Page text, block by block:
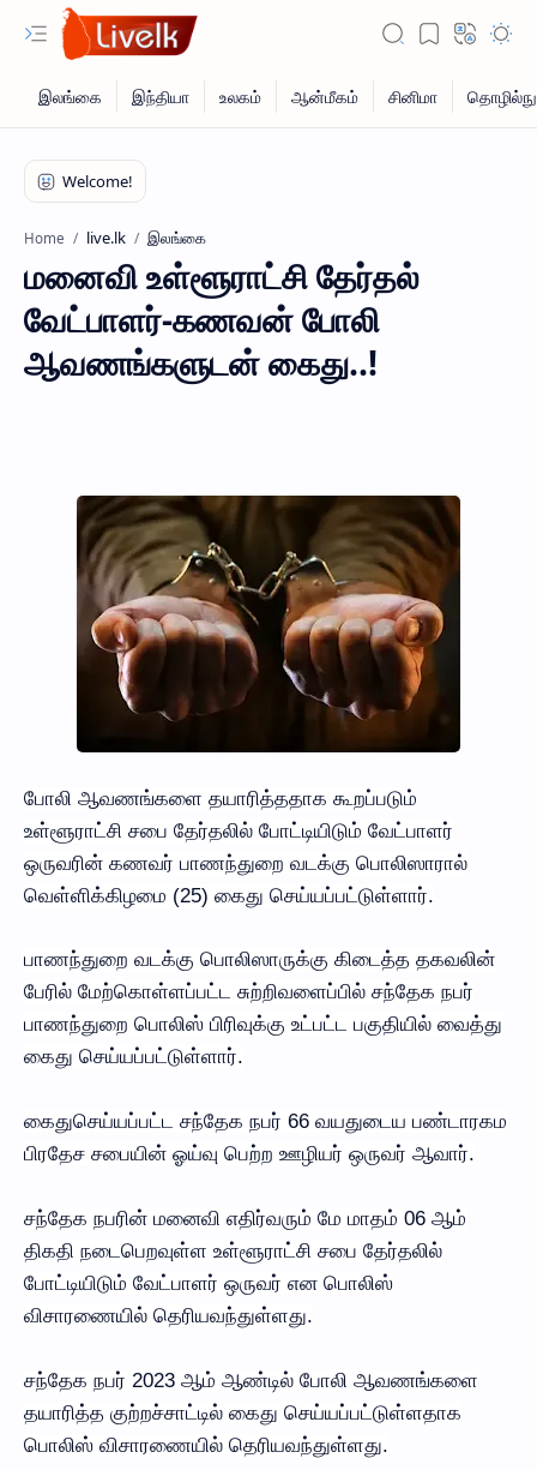
Home live.lk இலங்கை
மனைவி உள்ளூராட்சி தேர்தல்
வேட்பாளர்-கணவன் போலி
ஆவணங்களுடன் கைது..!
போலி ஆவணங்களை தயாரித்ததாக கூறப்படும்
உள்ளூராட்சி சபை தேர்தலில் போட்டியிடும் வேட்பாளர்
ஒருவரின் கணவர் பாணந்துறை வடக்கு பொலிஸாரால்
வெள்ளிக்கிழமை (25) கைது செய்யப்பட்டுள்ளார்.
பாணந்துறை வடக்கு பொலிஸாருக்கு கிடைத்த தகவலின்
பேரில் மேற்கொள்ளப்பட்ட சுற்றிவளைப்பில் சந்தேக நபர்
பாணந்துறை பொலிஸ் பிரிவுக்கு உட்பட்ட பகுதியில் வைத்து
கைது செய்யப்பட்டுள்ளார்.
கைதுசெய்யப்பட்ட சந்தேக நபர் 66 வயதுடைய பண்டாரகம
பிரதேச சபையின் ஓய்வு பெற்ற ஊழியர் ஒருவர் ஆவார்.
சந்தேக நபரின் மனைவி எதிர்வரும் மே மாதம் 06 ஆம்
திகதி நடைபெறவுள்ள உள்ளூராட்சி சபை தேர்தலில்
போட்டியிடும் வேட்பாளர் ஒருவர் என பொலிஸ்
விசாரணையில் தெரியவந்துள்ளது.
சந்தேக நபர் 2023 ஆம் ஆண்டில் போலி ஆவணங்களை
தயாரித்த குற்றச்சாட்டில் கைது செய்யப்பட்டுள்ளதாக
பொலிஸ் விசாரணையில் தெரியவந்துள்ளது.